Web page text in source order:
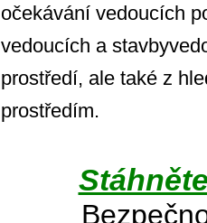
očekávání vedoucích
vedoucích a
prostředí, ale také z
prostředím.